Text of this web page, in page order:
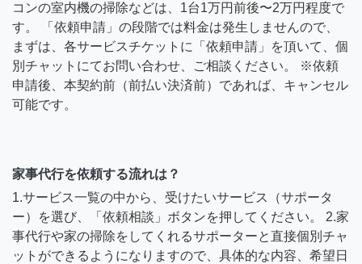
コンの室内機の掃除などは、1台1万円前後〜2万円程度で
す。 「依頼申請」の段階では料金は発生しませんので、
まずは、各サービスチケットに「依頼申請」を頂いて、個
別チャットにてお問い合わせ、ご相談ください。 ※依頼
申請後、本契約前（前払い決済前）であれば、キャンセル
可能です。
家事代行を依頼する流れは？
1.サービス一覧の中から、受けたいサービス（サポータ
ー）を選び、「依頼相談」ボタンを押してください。 2.家
事代行や家の掃除をしてくれるサポーターと直接個別チャ
ットができるようになりますので、具体的な内容、希望日